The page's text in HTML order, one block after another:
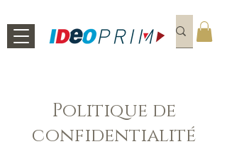
Politique de
confidentialité